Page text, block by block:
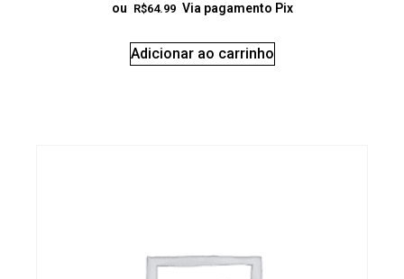
ou R$64.99 Via pagamento Pix
Adicionar ao carrinho